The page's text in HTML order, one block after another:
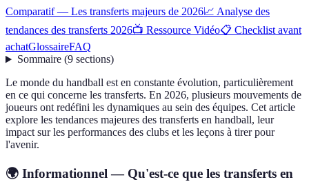
Comparatif — Les transferts majeurs de 2026📈 Analyse des
tendances des transferts 2026📺 Ressource Vidéo📋 Checklist avant
achatGlossaireFAQ
Sommaire(9 sections)
Le monde du handball est en constante évolution, particulièrement
en ce qui concerne les transferts. En 2026, plusieurs mouvements de
joueurs ont redéfini les dynamiques au sein des équipes. Cet article
explore les tendances majeures des transferts en handball, leur
impact sur les performances des clubs et les leçons à tirer pour
l'avenir.
🌍 Informationnel — Qu'est-ce que les transferts en